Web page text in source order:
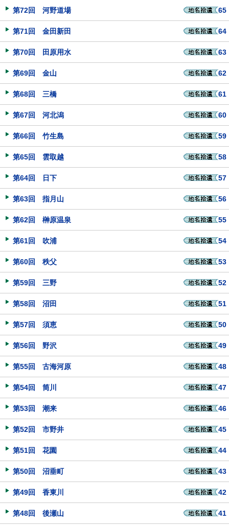
第72回 河野道場 65
第71回 金田新田 64
第70回 田原用水 63
第69回 金山 62
第68回 三橋 61
第67回 河北潟 60
第66回 竹生島 59
第65回 雲取越 58
第64回 日下 57
第63回 指月山 56
第62回 榊原温泉 55
第61回 吹浦 54
第60回 秩父 53
第59回 三野 52
第58回 沼田 51
第57回 須恵 50
第56回 野沢 49
第55回 古海河原 48
第54回 筒川 47
第53回 潮来 46
第52回 市野井 45
第51回 花園 44
第50回 沼垂町 43
第49回 香東川 42
第48回 後瀬山 41